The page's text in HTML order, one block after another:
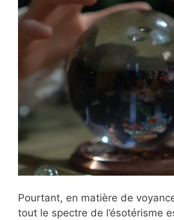
Pourtant, en matière de
tout le spectre de l’ésotérisme